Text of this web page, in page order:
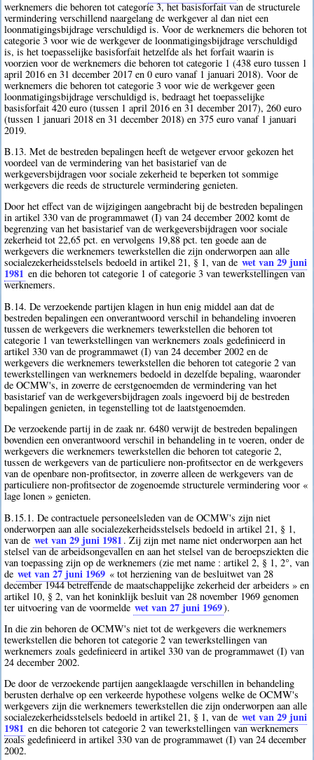
werknemers die behoren tot categorie 3, het basisforfait van de structurele
vermindering verschillend naargelang de werkgever al dan niet een
loonmatigingsbijdrage verschuldigd is. Voor de werknemers die behoren tot
categorie 3 voor wie de werkgever de loonmatigingsbijdrage verschuldigd
is, is het toepasselijke basisforfait hetzelfde als het forfait waarin is
voorzien voor de werknemers die behoren tot categorie 1 (438 euro tussen 1
april 2016 en 31 december 2017 en 0 euro vanaf 1 januari 2018). Voor de
werknemers die behoren tot categorie 3 voor wie de werkgever geen
loonmatigingsbijdrage verschuldigd is, bedraagt het toepasselijke
basisforfait 420 euro (tussen 1 april 2016 en 31 december 2017), 260 euro
(tussen 1 januari 2018 en 31 december 2018) en 375 euro vanaf 1 januari
2019.
B.13. Met de bestreden bepalingen heeft de wetgever ervoor gekozen het
voordeel van de vermindering van het basistarief van de
werkgeversbijdragen voor sociale zekerheid te beperken tot sommige
werkgevers die reeds de structurele vermindering genieten.
Door het effect van de wijzigingen aangebracht bij de bestreden bepalingen
in artikel 330 van de programmawet (I) van 24 december 2002 komt de
begrenzing van het basistarief van de werkgeversbijdragen voor sociale
zekerheid tot 22,65 pct. en vervolgens 19,88 pct. ten goede aan de
werkgevers die werknemers tewerkstellen die zijn onderworpen aan alle
socialezekerheidsstelsels bedoeld in artikel 21, § 1, van de wet van 29 juni
1981 en die behoren tot categorie 1 of categorie 3 van tewerkstellingen van
werknemers.
B.14. De verzoekende partijen klagen in hun enig middel aan dat de
bestreden bepalingen een onverantwoord verschil in behandeling invoeren
tussen de werkgevers die werknemers tewerkstellen die behoren tot
categorie 1 van tewerkstellingen van werknemers zoals gedefinieerd in
artikel 330 van de programmawet (I) van 24 december 2002 en de
werkgevers die werknemers tewerkstellen die behoren tot categorie 2 van
tewerkstellingen van werknemers bedoeld in dezelfde bepaling, waaronder
de OCMW's, in zoverre de eerstgenoemden de vermindering van het
basistarief van de werkgeversbijdragen zoals ingevoerd bij de bestreden
bepalingen genieten, in tegenstelling tot de laatstgenoemden.
De verzoekende partij in de zaak nr. 6480 verwijt de bestreden bepalingen
bovendien een onverantwoord verschil in behandeling in te voeren, onder de
werkgevers die werknemers tewerkstellen die behoren tot categorie 2,
tussen de werkgevers van de particuliere non-profitsector en de werkgevers
van de openbare non-profitsector, in zoverre alleen de werkgevers van de
particuliere non-profitsector de zogenoemde structurele vermindering voor «
lage lonen » genieten.
B.15.1. De contractuele personeelsleden van de OCMW's zijn niet
onderworpen aan alle socialezekerheidsstelsels bedoeld in artikel 21, § 1,
van de wet van 29 juni 1981. Zij zijn met name niet onderworpen aan het
stelsel van de arbeidsongevallen en aan het stelsel van de beroepsziekten die
van toepassing zijn op de werknemers (zie met name : artikel 2, § 1, 2°, van
de wet van 27 juni 1969 « tot herziening van de besluitwet van 28
december 1944 betreffende de maatschappelijke zekerheid der arbeiders » en
artikel 10, § 2, van het koninklijk besluit van 28 november 1969 genomen
ter uitvoering van de voormelde wet van 27 juni 1969).
In die zin behoren de OCMW's niet tot de werkgevers die werknemers
tewerkstellen die behoren tot categorie 2 van tewerkstellingen van
werknemers zoals gedefinieerd in artikel 330 van de programmawet (I) van
24 december 2002.
De door de verzoekende partijen aangeklaagde verschillen in behandeling
berusten derhalve op een verkeerde hypothese volgens welke de OCMW's
werkgevers zijn die werknemers tewerkstellen die zijn onderworpen aan alle
socialezekerheidsstelsels bedoeld in artikel 21, § 1, van de wet van 29 juni
1981 en die behoren tot categorie 2 van tewerkstellingen van werknemers
zoals gedefinieerd in artikel 330 van de programmawet (I) van 24 december
2002.